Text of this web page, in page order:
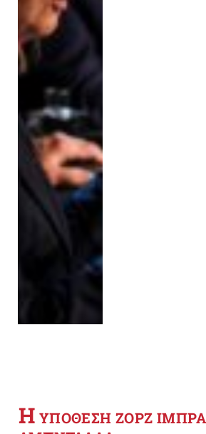
Η YΠΟΘΕΣΗ ΖΟΡΖ